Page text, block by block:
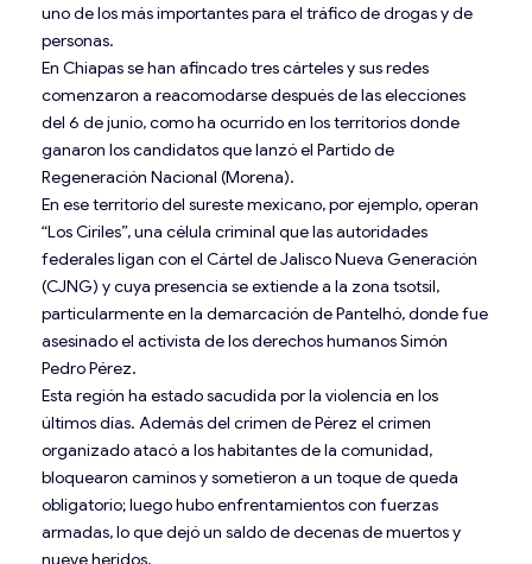
uno de los más importantes para el tráfico de drogas y de
personas.
En Chiapas se han afincado tres cárteles y sus redes
comenzaron a reacomodarse después de las elecciones
del 6 de junio, como ha ocurrido en los territorios donde
ganaron los candidatos que lanzó el Partido de
Regeneración Nacional (Morena).
En ese territorio del sureste mexicano, por ejemplo, operan
“Los Ciriles”, una célula criminal que las autoridades
federales ligan con el Cártel de Jalisco Nueva Generación
(CJNG) y cuya presencia se extiende a la zona tsotsil,
particularmente en la demarcación de Pantelhó, donde fue
asesinado el activista de los derechos humanos Simón
Pedro Pérez.
Esta región ha estado sacudida por la violencia en los
últimos días. Además del crimen de Pérez el crimen
organizado atacó a los habitantes de la comunidad,
bloquearon caminos y sometieron a un toque de queda
obligatorio; luego hubo enfrentamientos con fuerzas
armadas, lo que dejó un saldo de decenas de muertos y
nueve heridos.